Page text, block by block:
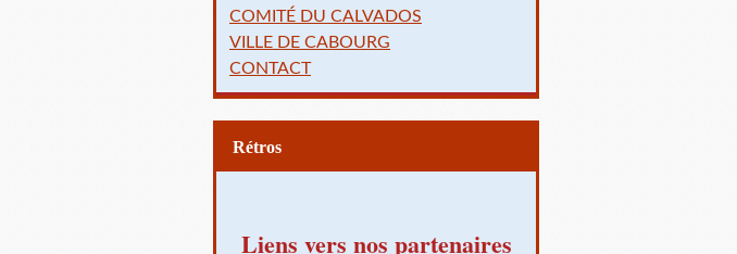
COMITÉ DU CALVADOS
VILLE DE CABOURG
CONTACT
Rétros
Liens vers nos partenaires